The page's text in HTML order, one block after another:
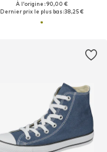
À l'origine : 90,00 €
Dernier prix le plus bas :38,25 €